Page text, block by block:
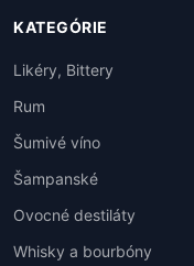
KATEGÓRIE
Likéry, Bittery
Rum
Šumivé víno
Šampanské
Ovocné destiláty
Whisky a bourbóny